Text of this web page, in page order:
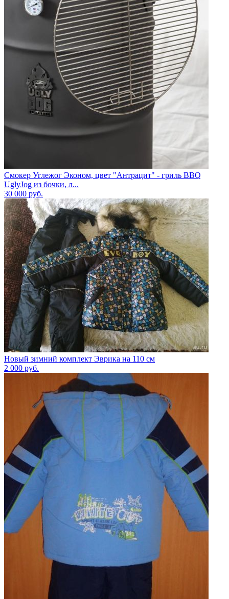
Смокер Углежог Эконом, цвет "Антрацит" - гриль BBQ
UglyJog из бочки, л...
30 000 руб.
Новый зимний комплект Эврика на 110 см
2 000 руб.